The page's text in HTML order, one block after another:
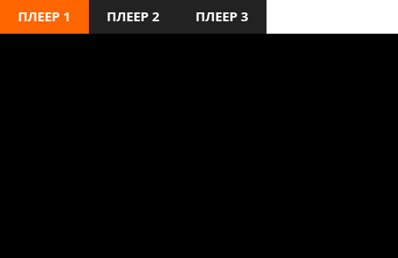
ПЛЕЕР 1 ПЛЕЕР 2 ПЛЕЕР 3